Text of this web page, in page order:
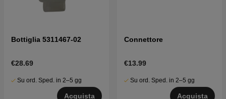
Bottiglia 5311467-02
€28.69
Su ord. Sped. in 2–5 gg
Acquista
Connettore
€13.99
Su ord. Sped. in 2–5 gg
Acquista